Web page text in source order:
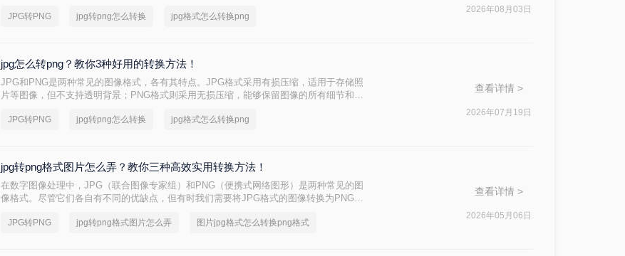
种转换途径，用户往往困惑于“哪种方式最安全”“哪个工具最高效”。本文将从操作难度、转
JPG转PNG jpg转png怎么转换 jpg格式怎么转换png
2026年08月03日
jpg怎么转png？教你3种好用的转换方法！
JPG和PNG是两种常见的图像格式，各有其特点。JPG格式采用有损压缩，适用于存储照
片等图像，但不支持透明背景；PNG格式则采用无损压缩，能够保留图像的所有细节和颜
帮助您轻松完成文件转换。
JPG转PNG jpg转png怎么转换 jpg格式怎么转换png
查看详情 >
2026年07月19日
jpg转png格式图片怎么弄？教你三种高效实用转换方法！
在数字图像处理中，JPG（联合图像专家组）和PNG（便携式网络图形）是两种常见的图
像格式。尽管它们各自有不同的优缺点，但有时我们需要将JPG格式的图像转换为PNG格
细介绍三种将JPG转换为PNG的方法。
JPG转PNG jpg转png格式图片怎么弄 图片jpg格式怎么转换png格式
查看详情 >
2026年05月06日